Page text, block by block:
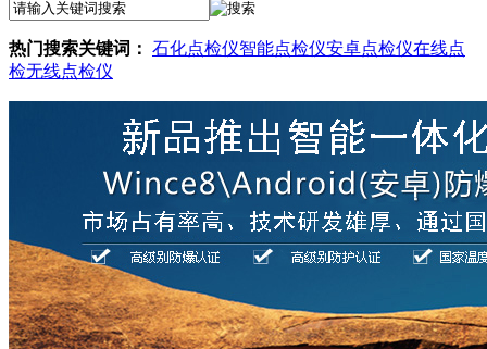
热门搜索关键词： 石化点检仪智能点检仪安卓点检仪在线点
检无线点检仪